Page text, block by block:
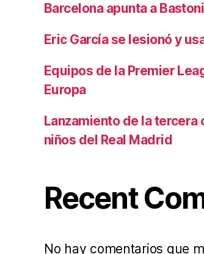
Barcelona apunta a
Eric García se lesionó y
Equipos de la Premier
Europa
Lanzamiento de la
niños del Real Madrid
Recent
No hay comentarios que